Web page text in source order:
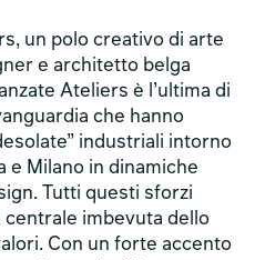
un polo creativo di arte
e architetto belga
Ateliers è l’ultima di
che hanno
industriali intorno
e Milano in dinamiche
Tutti questi sforzi
imbevuta dello
Con un forte accento